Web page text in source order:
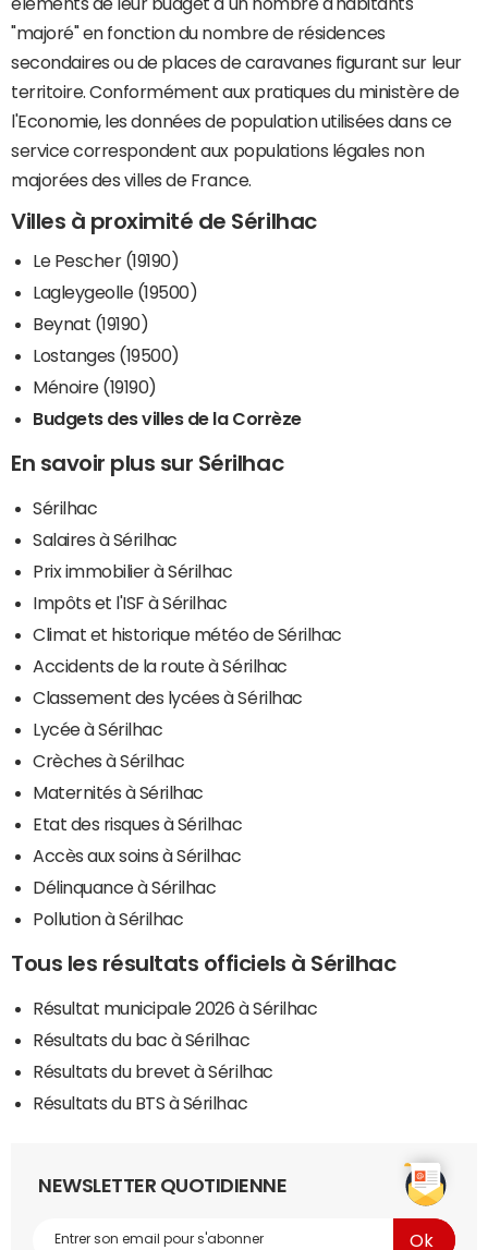
éléments de leur budget à un nombre d'habitants
"majoré" en fonction du nombre de résidences
secondaires ou de places de caravanes figurant sur leur
territoire. Conformément aux pratiques du ministère de
l'Economie, les données de population utilisées dans ce
service correspondent aux populations légales non
majorées des villes de France.
Villes à proximité de Sérilhac
Le Pescher (19190)
Lagleygeolle (19500)
Beynat (19190)
Lostanges (19500)
Ménoire (19190)
Budgets des villes de la Corrèze
En savoir plus sur Sérilhac
Sérilhac
Salaires à Sérilhac
Prix immobilier à Sérilhac
Impôts et l'ISF à Sérilhac
Climat et historique météo de Sérilhac
Accidents de la route à Sérilhac
Classement des lycées à Sérilhac
Lycée à Sérilhac
Crèches à Sérilhac
Maternités à Sérilhac
Etat des risques à Sérilhac
Accès aux soins à Sérilhac
Délinquance à Sérilhac
Pollution à Sérilhac
Tous les résultats officiels à Sérilhac
Résultat municipale 2026 à Sérilhac
Résultats du bac à Sérilhac
Résultats du brevet à Sérilhac
Résultats du BTS à Sérilhac
NEWSLETTER QUOTIDIENNE